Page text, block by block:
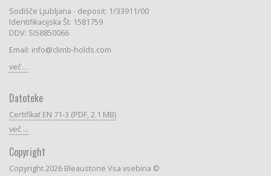
Sodišče Ljubljana - deposit: 1/33911/00
Identifikacijska Št: 1581759
DDV: SI58850066
Email: info@climb-holds.com
več ...
Datoteke
Certifikat EN 71-3 (PDF, 2.1 MB)
več ...
Copyright
Copyright 2026 Bleaustone Vsa vsebina ©